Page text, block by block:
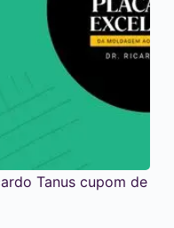
Tanus cupom de